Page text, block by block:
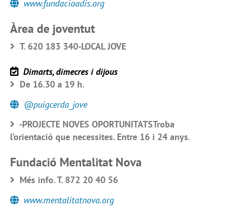
www.fundacioadis.org
Àrea de joventut
T. 620 183 340-LOCAL JOVE
Dimarts, dimecres i dijous
De 16.30 a 19 h.
@puigcerda_jove
-PROJECTE NOVES OPORTUNITATSTroba
l’orientació que necessites. Entre 16 i 24 anys.
Fundació Mentalitat Nova
Més info. T. 872 20 40 56
www.mentalitatnova.org